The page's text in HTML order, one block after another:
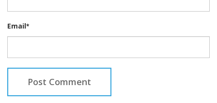
Email*